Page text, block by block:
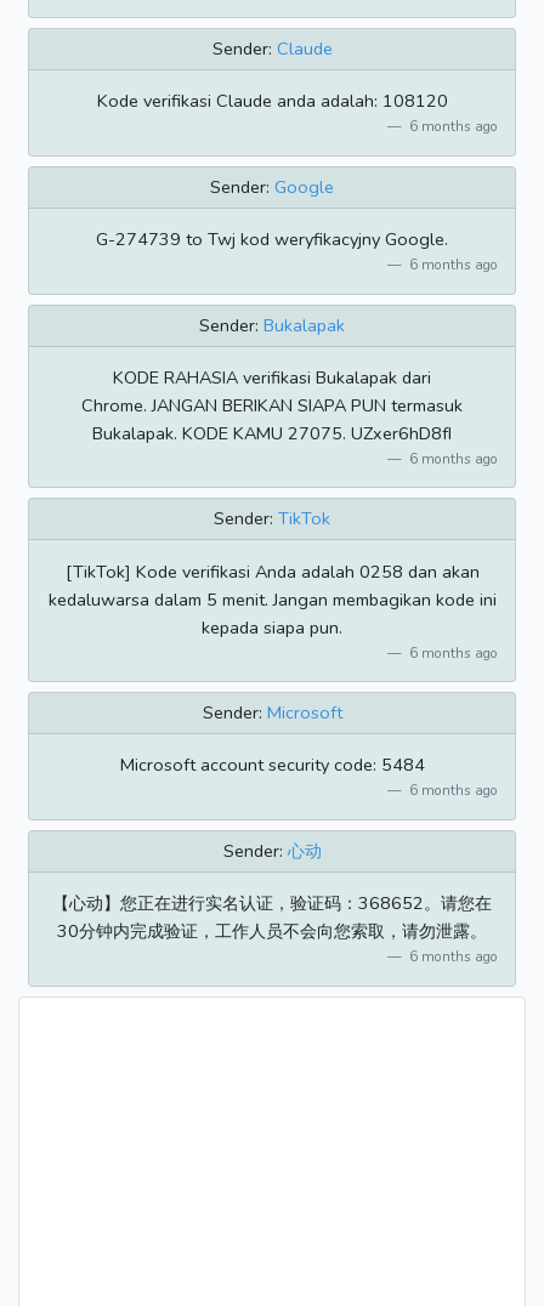
Sender: Claude
Kode verifikasi Claude anda adalah: 108120
6 months ago
Sender: Google
G-274739 to Twj kod weryfikacyjny Google.
6 months ago
Sender: Bukalapak
KODE RAHASIA verifikasi Bukalapak dari
Chrome. JANGAN BERIKAN SIAPA PUN termasuk
Bukalapak. KODE KAMU 27075. UZxer6hD8fI
6 months ago
Sender: TikTok
[TikTok] Kode verifikasi Anda adalah 0258 dan akan
kedaluwarsa dalam 5 menit. Jangan membagikan kode ini
kepada siapa pun.
6 months ago
Sender: Microsoft
Microsoft account security code: 5484
6 months ago
Sender: 心动
【心动】您正在进行实名认证，验证码：368652。请您在
30分钟内完成验证，工作人员不会向您索取，请勿泄露。
6 months ago